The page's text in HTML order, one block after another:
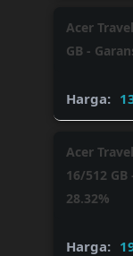
Acer
GB -
Acer
16/512
28.32%